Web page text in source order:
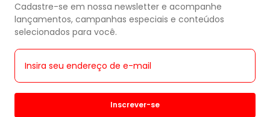
Cadastre-se em nossa newsletter e acompanhe
lançamentos, campanhas especiais e conteúdos
selecionados para você.
Inscrever-se